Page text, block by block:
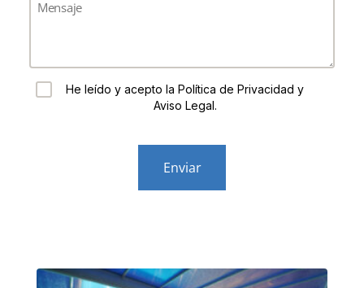
Consent
He leído y acepto la Política de Privacidad y
Aviso Legal.